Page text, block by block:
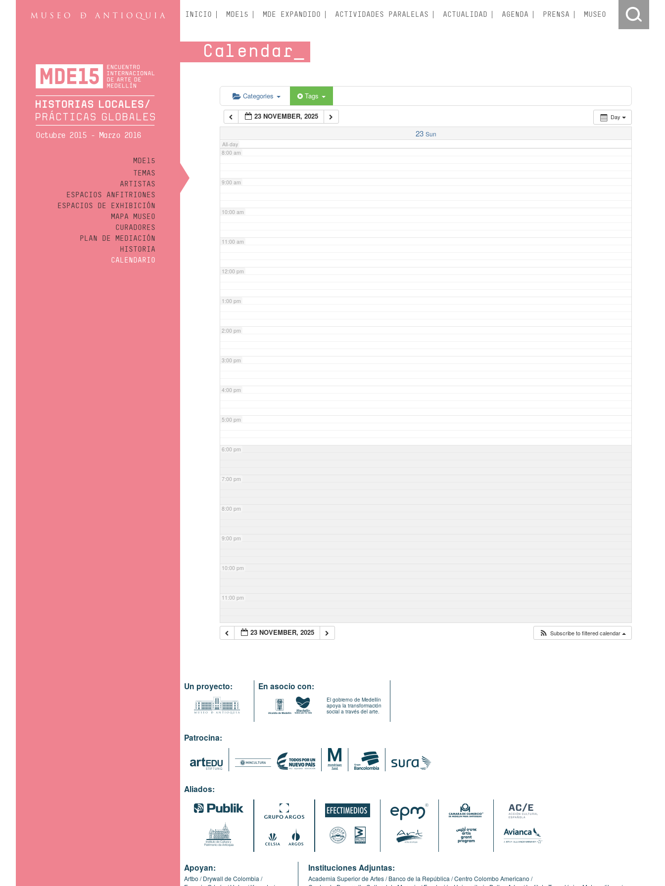
Octubre 2015 - Marzo 2016
MDE15
TEMAS
ARTISTAS
ESPACIOS ANFITRIONES
ESPACIOS DE EXHIBICIÓN
MAPA MUSEO
CURADORES
PLAN DE MEDIACIÓN
HISTORIA
CALENDARIO
INICIO MDE15 MDE EXPANDIDO ACTIVIDADES PARALELAS ACTUALIDAD AGENDA PRENSA MUSEO
Calendar
Categories Tags
Day
23 NOVEMBER, 2025
23 Sun
All-day
5:00 am
6:00 am
7:00 am
8:00 am
9:00 am
10:00 am
11:00 am
12:00 pm
1:00 pm
2:00 pm
3:00 pm
4:00 pm
5:00 pm
6:00 pm
7:00 pm
8:00 pm
9:00 pm
10:00 pm
11:00 pm
23 NOVEMBER, 2025 Subscribe to filtered calendar
Un proyecto: En asocio con:
El gobierno de Medellín
apoya la transformación
social a través del arte.
Patrocina:
Aliados:
Apoyan:
Artbo
Drywall de Colombia
Instituciones Adjuntas:
Academia Superior de Artes Banco de la República Centro Colombo Americano